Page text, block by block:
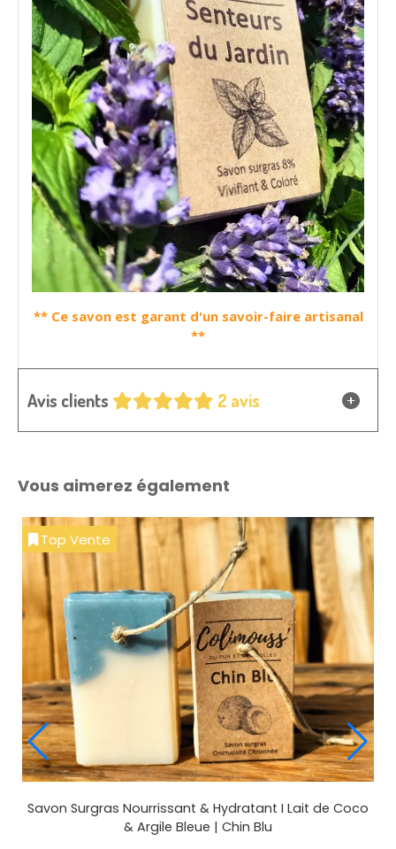
** Ce savon est garant d'un savoir-faire artisanal
**
Avis clients 2 avis
Vous aimerez également
I Lait de Coco
Savon Surgras Nourrissant & Hydratant I
& Argile Bleue | Chin Blu
Top Vente